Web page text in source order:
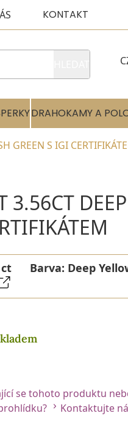
KONTAKT
DRAHOKAMY A
GREEN S IGI
3.56CT
ct Barva: Deep
se tohoto produktu
Kontaktujte